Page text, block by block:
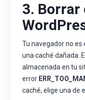
3. Borrar
Tu navegador no es
una caché dañada.
almacenada en tu
error
caché, elige una de